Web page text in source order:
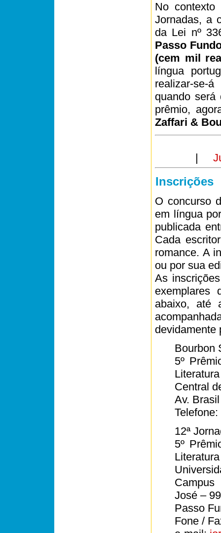
No contexto
Jornadas, a
da Lei nº
Passo
(cem mil
língua
realizar-se-
quando será
prêmio,
Zaffari &
|
Inscrições
O concurso
em língua
publicada
Cada
romance. A
ou por sua
As
exemplares
abaixo, até
devidamente
Bourbon
5º
Literatura
Central
Av.
Telefone:
12ª
5º
Literatura
José –
Passo
Fone /